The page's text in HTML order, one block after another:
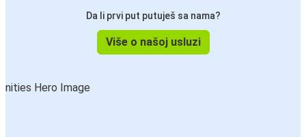
Da li prvi put putuješ sa nama?
Više o našoj usluzi